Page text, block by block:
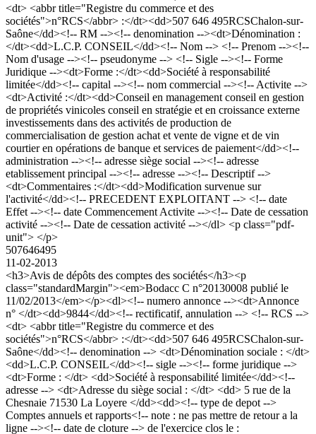
<dt> <abbr title="Registre du commerce et des
sociétés">n°RCS</abbr> :</dt><dd>507 646 495RCSChalon-sur-
Saône</dd><!-- RM --><!-- denomination --><dt>Dénomination :
</dt><dd>L.C.P. CONSEIL</dd><!-- Nom --> <!-- Prenom --><!--
Nom d'usage --><!-- pseudonyme --> <!-- Sigle --><!-- Forme
Juridique --><dt>Forme :</dt><dd>Société à responsabilité
limitée</dd><!-- capital --><!-- nom commercial --><!-- Activite -->
<dt>Activité :</dt><dd>Conseil en management conseil en gestion
de propriétés vinicoles conseil en stratégie et en croissance externe
investissements dans des activités de production de
commercialisation de gestion achat et vente de vigne et de vin
courtier en opérations de banque et services de paiement</dd><!--
administration --><!-- adresse siège social --><!-- adresse
etablissement principal --><!-- adresse --><!-- Descriptif -->
<dt>Commentaires :</dt><dd>Modification survenue sur
l'activité</dd><!-- PRECEDENT EXPLOITANT --> <!-- date
Effet --><!-- date Commencement Activite --><!-- Date de cessation
activité --><!-- Date de cessation activité --></dl> <p class="pdf-
unit"> </p>
507646495
11-02-2013
<h3>Avis de dépôts des comptes des sociétés</h3><p
class="standardMargin"><em>Bodacc C n°20130008 publié le
11/02/2013</em></p><dl><!-- numero annonce --><dt>Annonce
n° </dt><dd>9844</dd><!-- rectificatif, annulation --> <!-- RCS -->
<dt> <abbr title="Registre du commerce et des
sociétés">n°RCS</abbr> :</dt><dd>507 646 495RCSChalon-sur-
Saône</dd><!-- denomination --> <dt>Dénomination sociale : </dt>
<dd>L.C.P. CONSEIL</dd><!-- sigle --><!-- forme juridique -->
<dt>Forme : </dt> <dd>Société à responsabilité limitée</dd><!--
adresse --> <dt>Adresse du siège social : </dt> <dd> 5 rue de la
Chesnaie 71530 La Loyere </dd><dd><!-- type de depot -->
Comptes annuels et rapports<!-- note : ne pas mettre de retour a la
ligne --><!-- date de cloture --> de l'exercice clos le :